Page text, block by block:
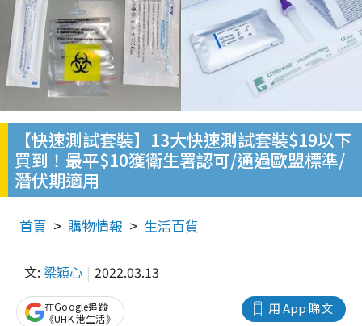
【快速測試套裝】13大快速測試套裝$19以下
買到！最平$10獲衛生署認可/通過歐盟標準/
潛伏期適用
首頁 購物情報 生活百貨
文: 梁穎心 2022.03.13
用 App 睇文
在Google追蹤
《UHK 港生活》